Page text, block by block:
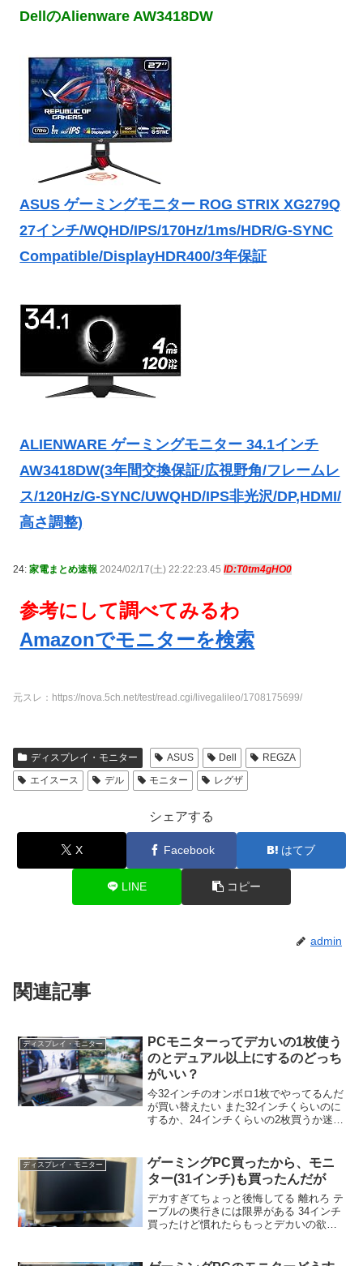
DellのAlienware AW3418DW
ASUS ゲーミングモニター ROG STRIX XG279Q
27インチ/WQHD/IPS/170Hz/1ms/HDR/G-SYNC
Compatible/DisplayHDR400/3年保証
ALIENWARE ゲーミングモニター 34.1インチ
AW3418DW(3年間交換保証/広視野角/フレームレ
ス/120Hz/G-SYNC/UWQHD/IPS非光沢/DP,HDMI/
高さ調整)
24: 家電まとめ速報 2024/02/17(土) 22:22:23.45 ID:T0tm4gHO0
参考にして調べてみるわ
Amazonでモニターを検索
元スレ：https://nova.5ch.net/test/read.cgi/livegalileo/1708175699/
ディスプレイ・モニター ASUS Dell
REGZA
エイスース
デル モニター レグザ
シェアする
X Facebook はてブ
LINE コピー
admin
関連記事
ディスプレイ・モニター
PCモニターってデカいの1枚使う
のとデュアル以上にするのどっち
がいい？
今32インチのオンボロ1枚でやってるんだ
が買い替えたい また32インチくらいのに
するか、24インチくらいの2枚買うか迷っ
りやが賃貸やから穴とか空けるのはキツ
いンゴ…
ディスプレイ・モニター
ゲーミングPC買ったから、モニ
ター(31インチ)も買ったんだが
デカすぎてちょっと後悔してる 離れろ テ
ーブルの奥行きには限界がある 34インチ
買ったけど慣れたらもっとデカいの欲し
27にすべきだったか ちなこれ ちょうど良